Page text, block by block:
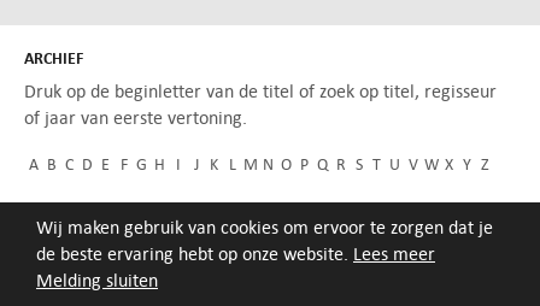
Melding sluiten
Wij maken gebruik van cookies om ervoor te zorgen dat je
de beste ervaring hebt op onze website. Lees meer
ARCHIEF
Druk op de beginletter van de titel of zoek op titel, regisseur
of jaar van eerste vertoning.
A B C D E F G H I J K L M N O P Q R S T U V W X Y Z